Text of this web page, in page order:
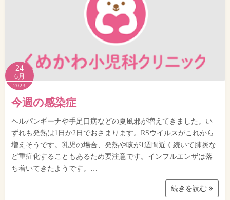
24
6月
2023
今週の感染症
ヘルパンギーナや手足口病などの夏風邪が増えてきました。い
ずれも発熱は1日か2日でおさまります。RSウイルスがこれから
増えそうです。乳児の場合、発熱や咳が1週間近く続いて肺炎な
ど重症化することもあるため要注意です。インフルエンザは落
ち着いてきたようです。…
続きを読む